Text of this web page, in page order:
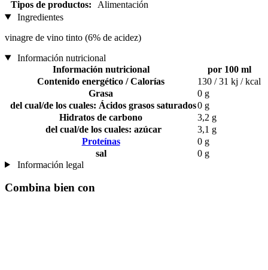
Tipos de productos:
Alimentación
Ingredientes
vinagre de vino tinto (6% de acidez)
Información nutricional
Información nutricional
por 100 ml
Contenido energético / Calorías
130 / 31 kj / kcal
Grasa
0 g
del cual/de los cuales: Ácidos grasos saturados0 g
Hidratos de carbono
3,2 g
del cual/de los cuales: azúcar
3,1 g
Proteínas
0 g
sal
0 g
Información legal
Combina bien con